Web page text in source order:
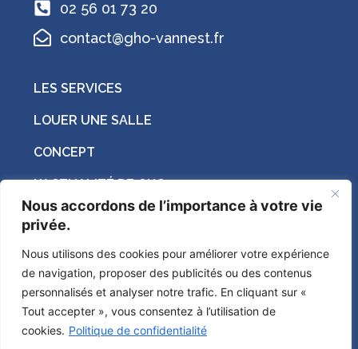
Nous accordons de l’importance à votre vie
privée.
Nous utilisons des cookies pour améliorer votre expérience
de navigation, proposer des publicités ou des contenus
personnalisés et analyser notre trafic. En cliquant sur «
Tout accepter », vous consentez à l’utilisation de
cookies. Politique de confidentialité
02 56 01 73 20
contact@gho-vannest.fr
LES SERVICES
LOUER UNE SALLE
CONCEPT
L’ACTUALITÉ DE GHO
COWORKING
Suivez-nous sur les réseaux sociaux !
2026 © GHO byOverWall/Mentions légales